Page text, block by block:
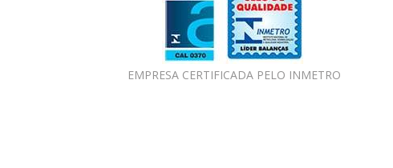
EMPRESA CERTIFICADA PELO INMETRO